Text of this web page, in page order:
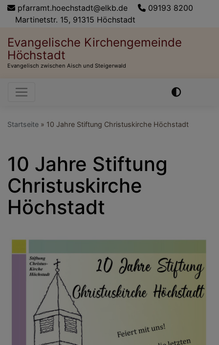
Direktpfarramt.hoechstadt@elkb.de
09193 8200
Martinetstr. 15, 91315 Höchstadt
Evangelische Kirchengemeinde
Höchstadt
Evangelisch zwischen Aisch und Steigerwald
Hauptnavigation
Startseite 10 Jahre Stiftung Christuskirche Höchstadt
10 Jahre Stiftung
Christuskirche
Höchstadt